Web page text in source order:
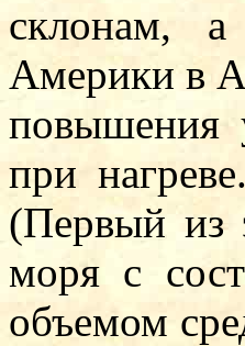
склонам,
Америки в
повышения
при
(Первый из
моря с
объемом